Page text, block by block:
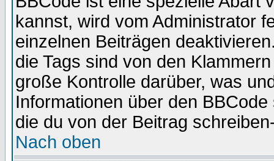
kannst, wird vom Administrator
einzelnen Beiträgen
die Tags sind von den
große Kontrolle darüber, was
Informationen über den
die du von der Beitrag
Nach oben